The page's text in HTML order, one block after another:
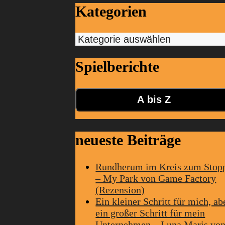
Kategorien
Kategorien
Spielberichte
A bis Z
neueste Beiträge
Rundherum im Kreis zum
– My Park von Game Factory
(Rezension)
Ein kleiner Schritt für mich,
ein großer Schritt für mein